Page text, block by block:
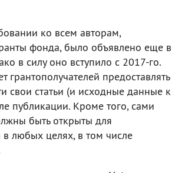
ко всем авторам,
фонда, было объявлено еще в
в силу оно вступило с 2017-го.
грантополучателей предоставлять
свои статьи (и исходные данные к
публикации. Кроме того, сами
быть открыты для
в любых целях, в том числе